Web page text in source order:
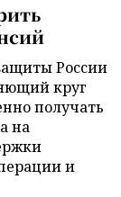
России
круг
получать
на
и